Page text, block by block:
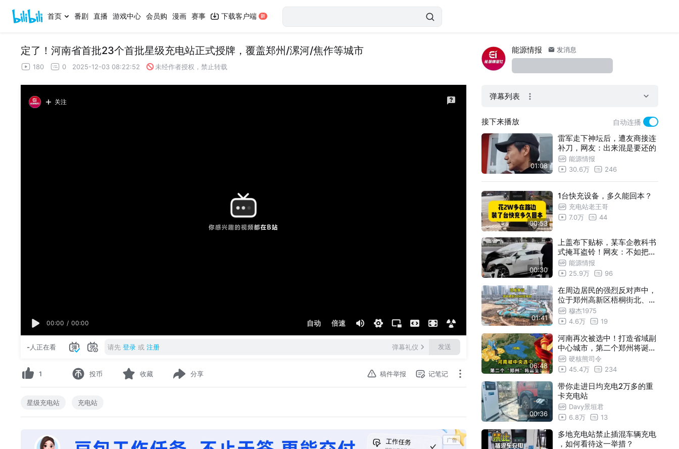
首页 番剧 直播 游戏中心 会员购 漫画 赛事 下载客户端
定了！河南省首批23个首批星级充电站正式授牌，覆盖郑州/漯河/焦作等城市
180 0 2025-12-03 08:22:52 未经作者授权，禁止转载
关注
00:00 / 00:00 自动 倍速
-人正在看 请先 登录 或 注册 弹幕礼仪 发送
1 投币 收藏 分享 稿件举报 记笔记
星级充电站 充电站
能源情报 发消息
弹幕列表
接下来播放 自动连播
01:08
雷军走下神坛后，遭友商接连
补刀，网友：出来混是要还的
能源情报
30.6万
246
00:53
1台快充设备，多久能回本？
充电站老王哥
7.0万
44
00:30
上盖布下贴标，某车企教科书
式掩耳盗铃！网友：不如把路
人的眼蒙上
能源情报
25.9万
96
01:41
在周边居民的强烈反对声中，
位于郑州高新区梧桐街北、西
三环西的建新500千伏变电站
已于2025年底正式开工建设#
#500KV变电站
穆杰1975
4.6万
19
06:48
河南再次被选中！打造省域副
中心城市，第二个郑州将诞生
？ 硬核熊司令
45.4万
234
00:36
带你走进日均充电2万多的重
卡充电站
Davy景垣君
6.8万
13
多地充电站禁止插混车辆充电
，如何看待这一举措？